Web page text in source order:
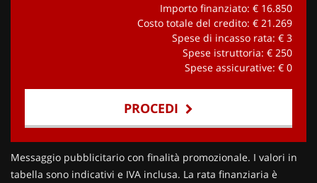
Importo finanziato: € 16.850
Costo totale del credito: € 21.269
Spese di incasso rata: € 3
Spese istruttoria: € 250
Spese assicurative: € 0
PROCEDI
Contattaci
Messaggio pubblicitario con finalità promozionale. I valori in
tabella sono indicativi e IVA inclusa. La rata finanziaria è